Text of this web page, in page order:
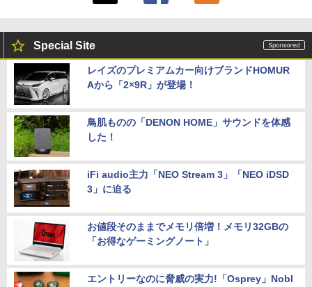
Special Site
レイズのプレミアムカー向けブランドHOMUR
Aから「2×9R」が登場！
鳥肌ものの「DENON HOME」サウンドを体感
した！
iFi audio主力「NEO Stream 3」「NEO iDSD
3」に迫る
お値段そのままでメモリ倍増！メモリ32GBの
「お得なゲーミングノート」
エントリーなのに脅威の実力!「Osprey」Nobl